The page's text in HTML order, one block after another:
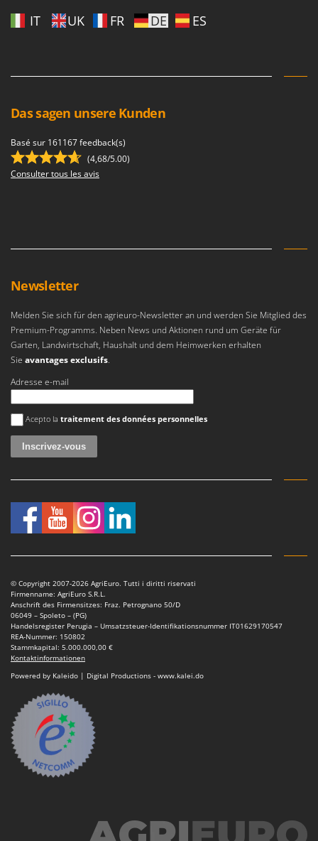
Weitere Produkte
Wurstfüller
Z
Zerstäuber
Zinkeneggen
Zubehör für Rasentraktoren
LAR Casalinghi
Lotusgrill
M
M.A.I.BO.
Macom
Marina Systems
Mastercook
McCulloch
MCH
Michelin
Mille
Minox
Mockmill
MOVA
Mowox
MTD
N
New O.M.R.A.
Nilfisk
Ninja
Novatec
Novital
NuAir
NuovaFac
O
Officine Savioli
IT UK FR DE ES
Das sagen unsere Kunden
Basé sur 161167 feedback(s)
(4,68/5.00)
Consulter tous les avis
Newsletter
Melden Sie sich für den agrieuro-Newsletter an und werden Sie Mitglied des
Premium-Programms. Neben News und Aktionen rund um Geräte für
Garten, Landwirtschaft, Haushalt und dem Heimwerken erhalten
Sie avantages exclusifs.
Adresse e-mail
Une erreur est survenue
Acepto la traitement des données personnelles
© Copyright 2007-2026 AgriEuro. Tutti i diritti riservati
Firmenname: AgriEuro S.R.L.
Anschrift des Firmensitzes: Fraz. Petrognano 50/D
06049 – Spoleto – (PG)
Handelsregister Perugia – Umsatzsteuer-Identifikationsnummer IT01629170547
REA-Nummer: 150802
Stammkapital: 5.000.000,00 €
Kontaktinformationen
Powered by Kaleido | Digital Productions - www.kalei.do